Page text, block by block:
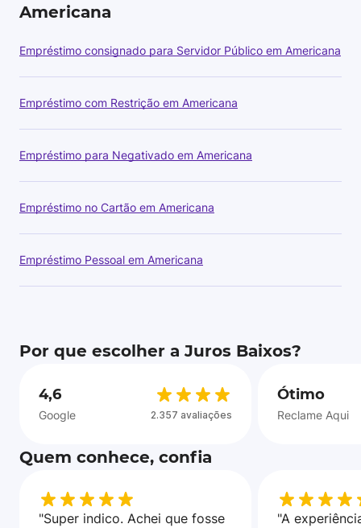
Americana
Empréstimo consignado para Servidor Público em Americana
Empréstimo com Restrição em Americana
Empréstimo para Negativado em Americana
Empréstimo no Cartão em Americana
Empréstimo Pessoal em Americana
Por que escolher a Juros Baixos?
4,6
Google 2.357 avaliações
Ótimo
Reclame Aqui
Quem conhece, confia
"Super indico. Achei que fosse
"A